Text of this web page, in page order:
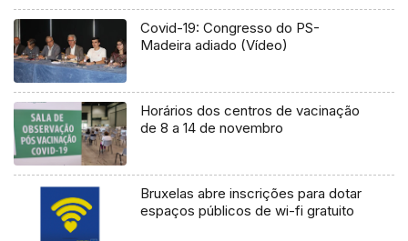
Covid-19: Congresso do PS-
Madeira adiado (Vídeo)
Horários dos centros de vacinação
de 8 a 14 de novembro
Bruxelas abre inscrições para dotar
espaços públicos de wi-fi gratuito